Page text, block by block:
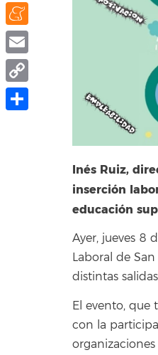
Inés Ruiz,
inserción
educación
Ayer, jueves 8
Laboral de
distintas
El evento, que
con la
Telegram
Meneame
Email
Copy